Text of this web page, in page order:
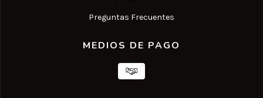
Preguntas Frecuentes
MEDIOS DE PAGO